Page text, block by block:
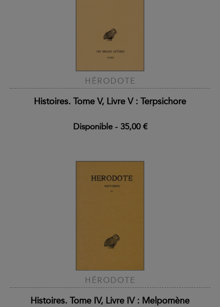
HÉRODOTE
Histoires. Tome V, Livre V : Terpsichore
Disponible- 35,00 €
HÉRODOTE
Histoires. Tome IV, Livre IV : Melpomène